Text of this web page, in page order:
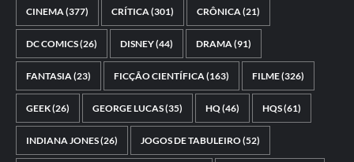
CINEMA(377) CRÍTICA(301) CRÔNICA(21)
DC COMICS(26) DISNEY(44) DRAMA(91)
FANTASIA(23) FICÇÃO CIENTÍFICA(163) FILME(326)
GEEK(26) GEORGE LUCAS(35) HQ(46) HQS(61)
INDIANA JONES(26) JOGOS DE TABULEIRO(52)